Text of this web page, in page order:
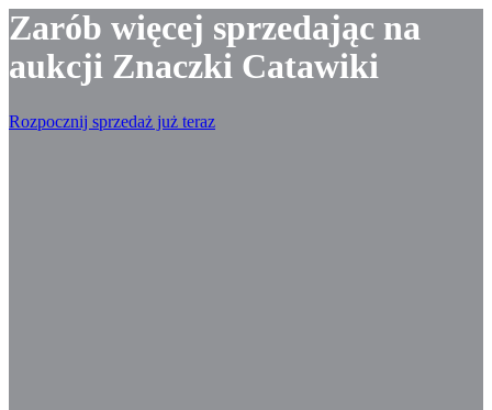
Zarób więcej sprzedając na
aukcji Znaczki Catawiki
Rozpocznij sprzedaż już teraz